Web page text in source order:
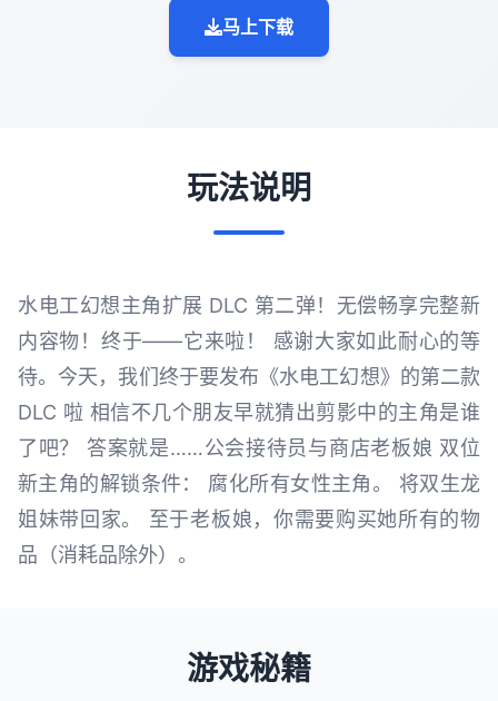
马上下载
玩法说明
水电工幻想主角扩展 DLC 第二弹！无偿畅享完整新
内容物！终于——它来啦！ 感谢大家如此耐心的等
待。今天，我们终于要发布《水电工幻想》的第二款
DLC 啦 相信不几个朋友早就猜出剪影中的主角是谁
了吧？ 答案就是……公会接待员与商店老板娘 双位
新主角的解锁条件： 腐化所有女性主角。 将双生龙
姐妹带回家。 至于老板娘，你需要购买她所有的物
品（消耗品除外）。
游戏秘籍